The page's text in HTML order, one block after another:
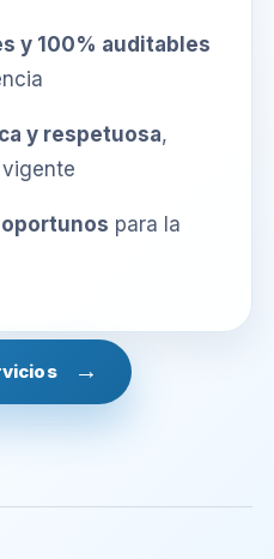
y 100% auditables
y respetuosa,
para la